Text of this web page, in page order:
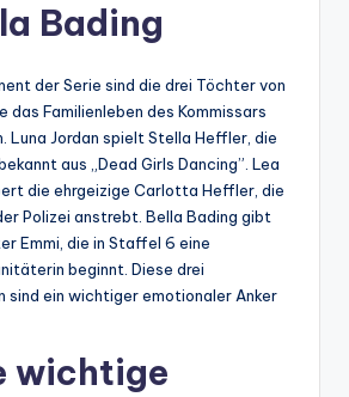
Bading
der Serie sind die drei Töchter von
das Familienleben des Kommissars
Jordan spielt Stella Heffler, die
aus „Dead Girls Dancing”. Lea
die ehrgeizige Carlotta Heffler, die
Polizei anstrebt. Bella Bading gibt
Emmi, die in Staffel 6 eine
beginnt. Diese drei
sind ein wichtiger emotionaler Anker
wichtige